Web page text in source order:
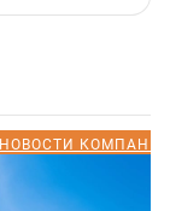
НОВОСТИ